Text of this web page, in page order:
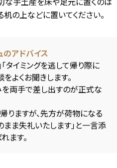
の上などに置いてください。
のアドバイス
タイミングを逃して帰り際に
よくお聞きします。
両手で差し出すのが正式な
ますが、先方が荷物になる
ま失礼いたします」と一言添
ます。